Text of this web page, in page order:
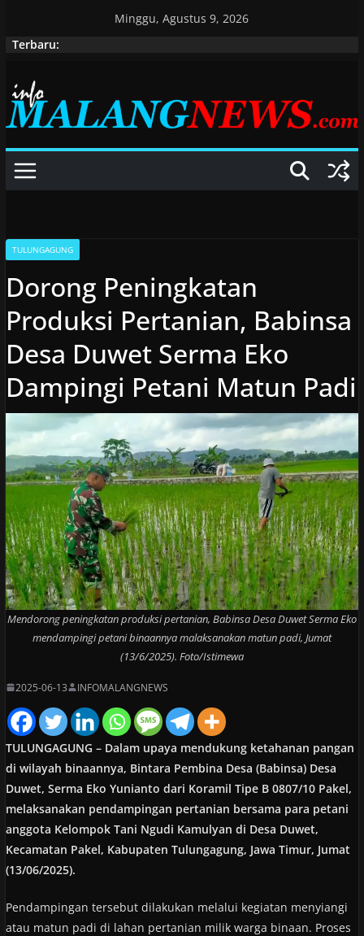
Minggu, Agustus 9, 2026
Terbaru:
TULUNGAGUNG
Dorong Peningkatan
Produksi Pertanian, Babinsa
Desa Duwet Serma Eko
Dampingi Petani Matun Padi
Mendorong peningkatan produksi pertanian, Babinsa Desa Duwet Serma Eko
mendampingi petani binaannya malaksanakan matun padi, Jumat
(13/6/2025). Foto/Istimewa
2025-06-13 INFOMALANGNEWS
TULUNGAGUNG – Dalam upaya mendukung ketahanan pangan
di wilayah binaannya, Bintara Pembina Desa (Babinsa) Desa
Duwet, Serma Eko Yunianto dari Koramil Tipe B 0807/10 Pakel,
melaksanakan pendampingan pertanian bersama para petani
anggota Kelompok Tani Ngudi Kamulyan di Desa Duwet,
Kecamatan Pakel, Kabupaten Tulungagung, Jawa Timur, Jumat
(13/06/2025).
Pendampingan tersebut dilakukan melalui kegiatan menyiangi
atau matun padi di lahan pertanian milik warga binaan. Proses